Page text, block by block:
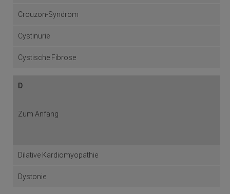
Crouzon-Syndrom
Cystinurie
Cystische Fibrose
D
Zum Anfang
Dilative Kardiomyopathie
Dystonie